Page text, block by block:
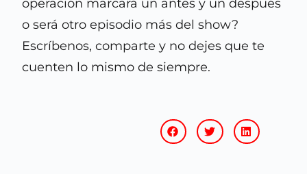
operación marcará un antes y un después
o será otro episodio más del show?
Escríbenos, comparte y no dejes que te
cuenten lo mismo de siempre.